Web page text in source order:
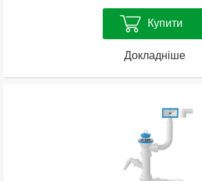
Купити
Докладніше